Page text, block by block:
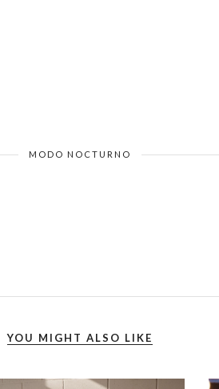
MODO NOCTURNO
YOU MIGHT ALSO LIKE